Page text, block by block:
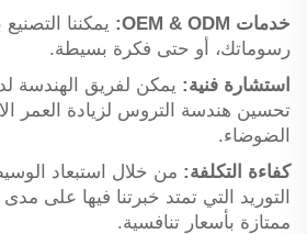
خدمات OEM & ODM:
يمكننا
رسوماتك، أو حتى فكرة بسيطة.
استشارة فنية: يمكن لفريق الهندسة
تحسين هندسة التروس لزيادة العمر
الضوضاء.
كفاءة التكلفة: من خلال استبعاد
ممتازة بأسعار تنافسية.